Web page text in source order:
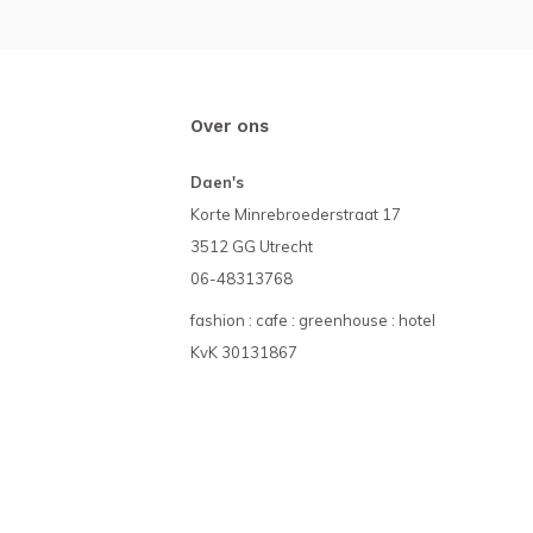
Over ons
Daen's
Korte Minrebroederstraat 17
3512 GG Utrecht
06-48313768
fashion : cafe : greenhouse : hotel
KvK 30131867